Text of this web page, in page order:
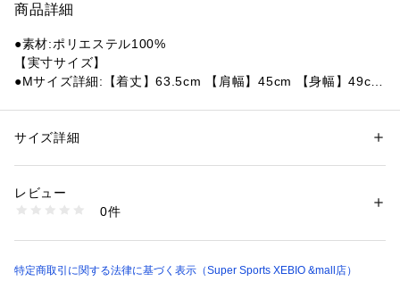
商品詳細
●素材:ポリエステル100%
【実寸サイズ】
●Mサイズ詳細:【着丈】63.5cm 【肩幅】45cm 【身幅】49cm
m 【袖丈】21.5cm
●ベトナム製
め、多少の誤差が生じる場合があります。
性別：メンズ
ー・フットサルウェア
1540000485519
サイズ詳細
レビュー
0件
特定商取引に関する法律に基づく表示（Super Sports XEBIO &mall店）